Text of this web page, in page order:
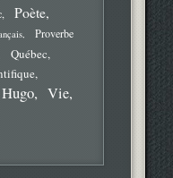
Poète
Proverbe
Québec
Vie